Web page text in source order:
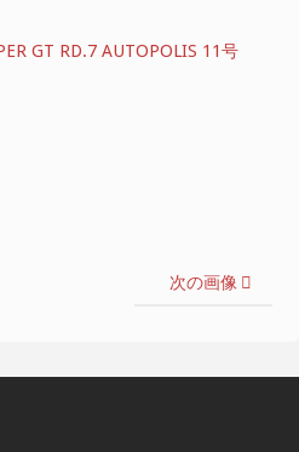
GT RD.7 AUTOPOLIS 11号
次の画像